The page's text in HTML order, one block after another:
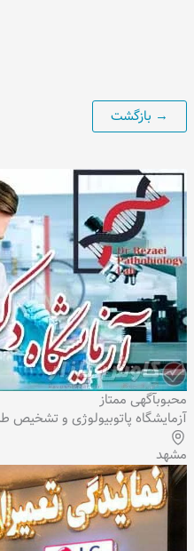
محبوبآگهی ممتاز
آزمایشگاه پاتوبیولوژی و تشخیص
مشهد